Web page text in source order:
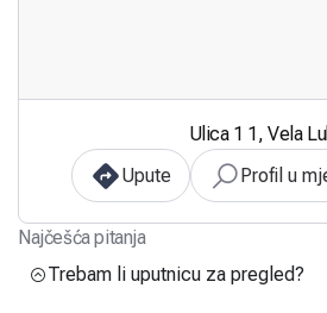
Ulica 1 1, Vela
Upute
Profil u
Najčešća pitanja
Trebam li uputnicu za pregled?